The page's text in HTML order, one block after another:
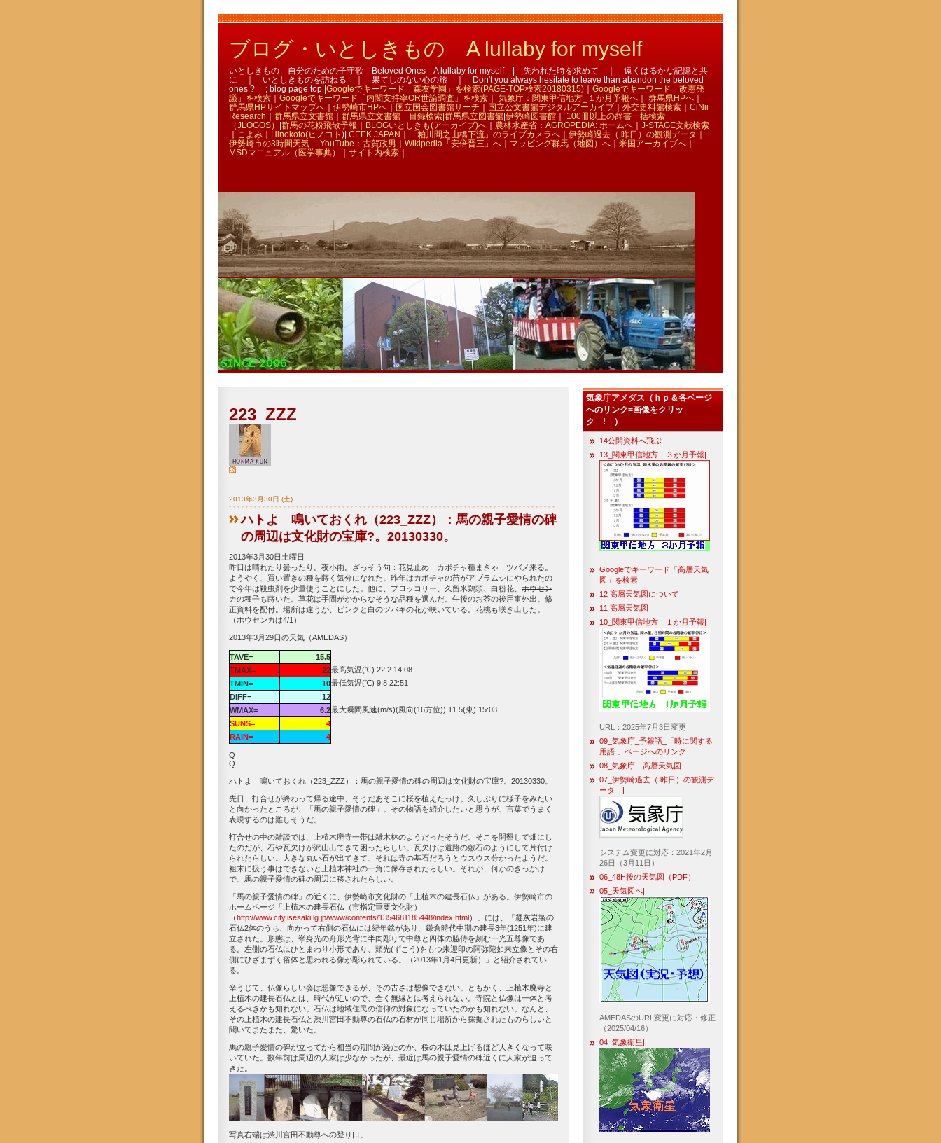
ブログ・いとしきもの A lullaby for myself
いとしきもの 自分のための子守歌 Beloved Ones A lullaby for myself | 失われた時を求めて ｜ 遠くはるかな記憶と共
に ｜ いとしきものを訪ねる ｜ 果てしのない心の旅 ｜ Don't you always hesitate to leave than abandon the beloved
ones ? ; blog page top | Googleでキーワード「森友学園」を検索(PAGE-TOP検索20180315)
Googleでキーワード「改憲発
議」を検索
Googleでキーワード「内閣支持率OR世論調査」を検索 気象庁：関東甲信地方_１か月予報へ 群馬県HPへ
群馬県HPサイトマップへ
伊勢崎市HPへ 国立国会図書館サーチ 国立公文書館デジタルアーカイブ 外交史料館検索
CiNii
Research
群馬県立文書館 群馬県立文書館 目録検索| 群馬県立図書館 伊勢崎図書館
100冊以上の辞書一括検索
（JLOGOS）
群馬の花粉飛散予報 BLOGいとしきも(アーカイブ)へ 農林水産省：AGROPEDIA: ホームへ
J-STAGE文献検索
こよみ Hinokoto(ヒノコト) CEEK JAPAN 「粕川間之山橋下流」のライブカメラへ
伊勢崎過去（ 昨日）の観測データ｜
伊勢崎市の3時間天気 | YouTube：古賀政男｜ Wikipedia「安倍晋三」へ マッピング群馬（地図）へ 米国アーカイブへ
MSDマニュアル（医学事典）
サイト内検索
|
｜x
223_ZZZ
2013年3月30日 (土)
ハトよ 鳴いておくれ（223_ZZZ）：馬の親子愛情の碑
の周辺は文化財の宝庫?。20130330。
2013年3月30日土曜日
昨日は晴れたり曇ったり。夜小雨。ざっそう句：花見止め カボチャ種まきゃ ツバメ来る。
ようやく、買い置きの種を蒔く気分になれた。昨年はカボチャの苗がアブラムシにやられたの
で今年は殺虫剤を少量使うことにした。他に、ブロッコリー、久留米鶏頭、白粉花、 ホウセン
カの種子も蒔いた。草花は手間がかからなそうな品種を選んだ。午後のお茶の後用事外出。修
正資料を配付。場所は違うが、ピンクと白のツバキの花が咲いている。花桃も咲き出した。
（ホウセンカは4/1）
2013年3月29日の天気（AMEDAS）
TAVE=
15.5
TMAX=
22最高気温(℃) 22.2 14:08
TMIN=
10最低気温(℃) 9.8 22:51
DIFF=
12
WMAX=
6.2最大瞬間風速(m/s)(風向(16方位)) 11.5(東) 15:03
SUNS=
4
RAIN=
4
Q
Q
ハトよ 鳴いておくれ（223_ZZZ）：馬の親子愛情の碑の周辺は文化財の宝庫?。20130330。
先日、打合せが終わって帰る途中、そうだあそこに桜を植えたっけ。久しぶりに様子をみたい
と向かったところが、「馬の親子愛情の碑」。その物語を紹介したいと思うが、言葉でうまく
表現するのは難しそうだ。
打合せの中の雑談では、上植木廃寺一帯は雑木林のようだったそうだ。そこを開墾して畑にし
たのだが、石や瓦欠けが沢山出てきて困ったらしい。瓦欠けは道路の敷石のようにして片付け
られたらしい。大きな丸い石が出てきて、それは寺の基石だろうとウスウス分かったようだ。
粗末に扱う事はできないと上植木神社の一角に保存されたらしい。それが、何かのきっかけ
で、馬の親子愛情の碑の周辺に移されたらしい。
「馬の親子愛情の碑」の近くに、伊勢崎市文化財の「上植木の建長石仏」がある。伊勢崎市の
ホームページ「上植木の建長石仏（市指定重要文化財）
（http://www.city.isesaki.lg.jp/www/contents/1354681185448/index.html）」には、「凝灰岩製の
石仏2体のうち、向かって右側の石仏には紀年銘があり、鎌倉時代中期の建長3年(1251年)に建
立された。形態は、挙身光の舟形光背に半肉彫りで中尊と四体の脇侍を刻む一光五尊像であ
る。左側の石仏はひとまわり小形であり、頭光(ずこう)をもつ来迎印の阿弥陀如来立像とその右
側にひざまずく俗体と思われる像が彫られている。（2013年1月4日更新）」と紹介されてい
る。
辛うじて、仏像らしい姿は想像できるが、その古さは想像できない。ともかく、上植木廃寺と
上植木の建長石仏とは、時代が近いので、全く無縁とは考えられない。寺院と仏像は一体と考
えるべきかも知れない。石仏は地域住民の信仰の対象になっていたのかも知れない。なんと、
その上植木の建長石仏と渋川宮田不動尊の石仏の石材が同じ場所から採掘されたものらしいと
聞いてまたまた、驚いた。
馬の親子愛情の碑が立ってから相当の期間が経たのか、桜の木は見上げるほど大きくなって咲
いていた。数年前は周辺の人家は少なかったが、最近は馬の親子愛情の碑近くに人家が迫って
きた。
写真右端は渋川宮田不動尊への登り口。
気象庁アメダス（ｈｐ＆各ページ
へのリンク=画像をクリッ
ク ! ）
14公開資料へ飛ぶ
13_関東甲信地方 ３か月予報|
Googleでキーワード「高層天気
図」を検索
12 高層天気図について
11 高層天気図
10_関東甲信地方 １か月予報|
URL：2025年7月3日変更
09_気象庁_予報語_「時に関する
用語 」ページへのリンク
08_気象庁 高層天気図
07_伊勢崎過去（ 昨日）の観測デ
ータ |
システム変更に対応：2021年2月
26日（3月11日）
06_48H後の天気図（PDF）
05_天気図へ|
AMEDASのURL変更に対応・修正
（2025/04/16）
04_気象衛星|